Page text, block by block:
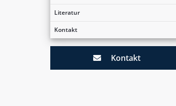
Literatur
Kontakt
Kontakt